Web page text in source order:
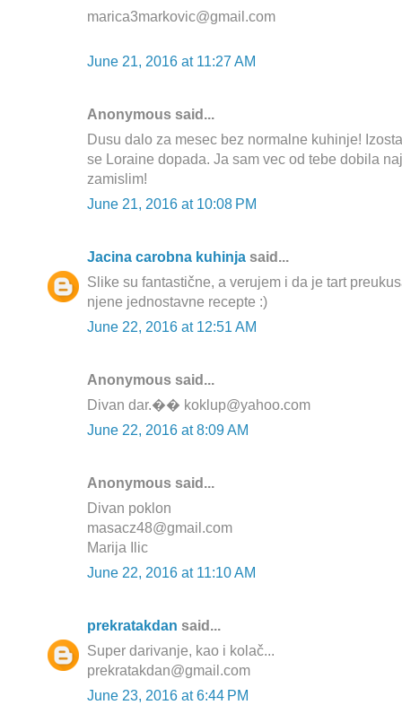
marica3markovic@gmail.com
June 21, 2016 at 11:27 AM
Anonymous said...
Dusu dalo za mesec bez normalne kuhinje!
se Loraine dopada. Ja sam vec od tebe dobila
zamislim!
June 21, 2016 at 10:08 PM
Jacina carobna kuhinja said...
Slike su fantastične, a verujem i da je tart
njene jednostavne recepte :)
June 22, 2016 at 12:51 AM
Anonymous said...
Divan dar.�� koklup@yahoo.com
June 22, 2016 at 8:09 AM
Anonymous said...
Divan poklon
masacz48@gmail.com
Marija Ilic
June 22, 2016 at 11:10 AM
prekratakdan said...
Super darivanje, kao i kolač...
prekratakdan@gmail.com
June 23, 2016 at 6:44 PM